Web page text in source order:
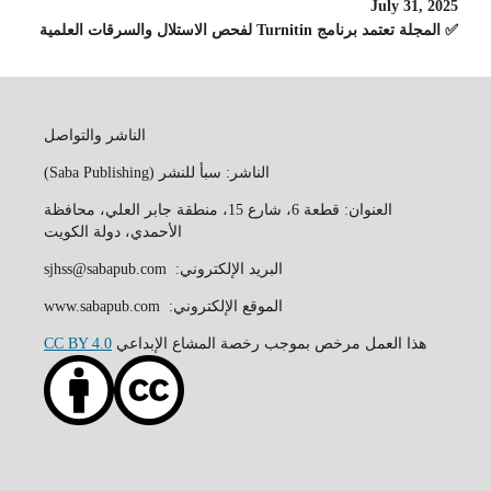
July 31, 2025
✅ المجلة تعتمد برنامج Turnitin لفحص الاستلال والسرقات العلمية
الناشر والتواصل
الناشر: سبأ للنشر (Saba Publishing)
العنوان: قطعة 6، شارع 15، منطقة جابر العلي، محافظة
الأحمدي، دولة الكويت
البريد الإلكتروني: sjhss@sabapub.com
الموقع الإلكتروني: www.sabapub.com
هذا العمل مرخص بموجب رخصة المشاع الإبداعيCC BY 4.0